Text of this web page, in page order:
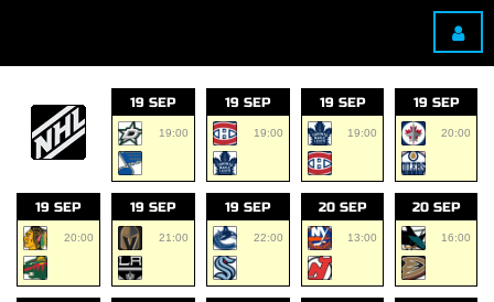
19 SEP
19:00
19 SEP
19:00
19 SEP
19:00
19 SEP
20:00
19 SEP
20:00
19 SEP
21:00
19 SEP
22:00
20 SEP
13:00
20 SEP
16:00